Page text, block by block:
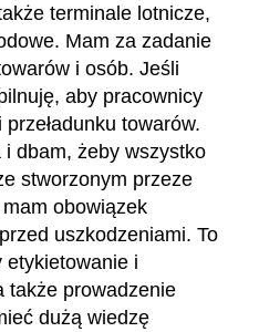
terminale lotnicze,
Mam za zadanie
i osób. Jeśli
aby pracownicy
towarów.
dbam, żeby wszystko
stworzonym przeze
obowiązek
uszkodzeniami. To
etykietowanie i
także prowadzenie
dużą wiedzę